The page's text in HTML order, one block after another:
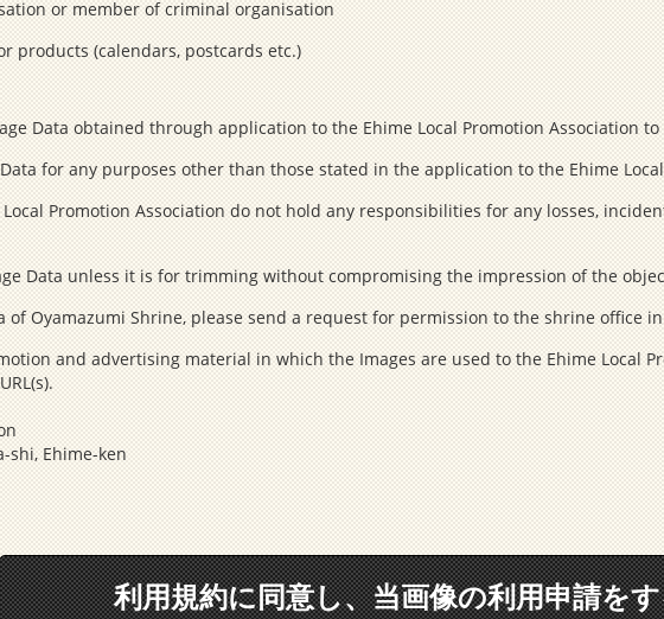
or member of criminal organisation
products (calendars, postcards etc.)
Data obtained through application to the Ehime Local Promotion Association
for any purposes other than those stated in the application to the Ehime
Promotion Association do not hold any responsibilities for any losses,
Data unless it is for trimming without compromising the impression of the
of Oyamazumi Shrine, please send a request for permission to the shrine office in
and advertising material in which the Images are used to the Ehime Local
shi, Ehime-ken
利用規約に同意し、当画像の利用申請を